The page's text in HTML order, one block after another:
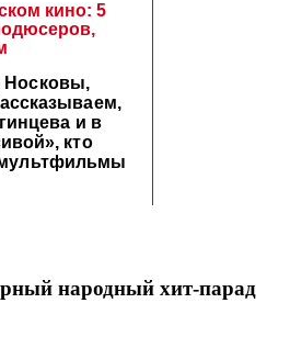
народный хит-парад